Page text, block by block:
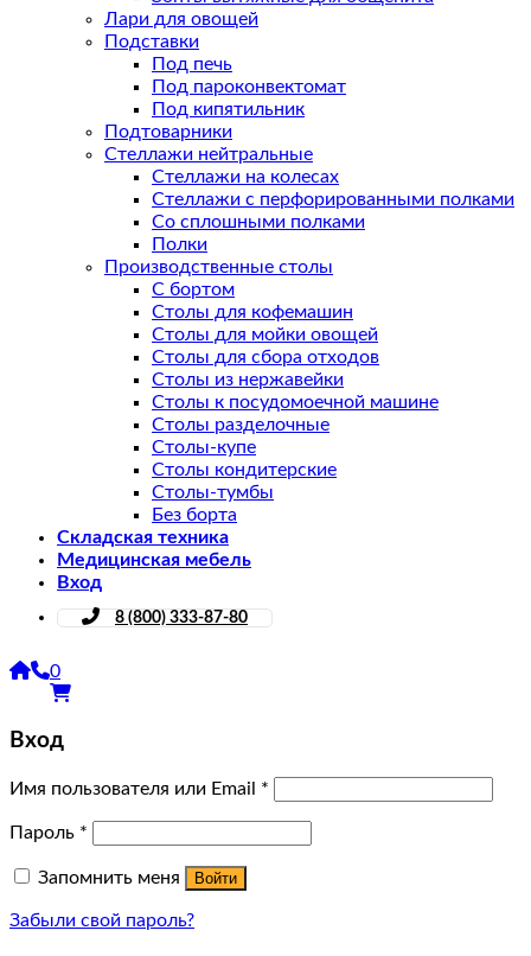
Лари для овощей
Подставки
Под печь
Под пароконвектомат
Под кипятильник
Подтоварники
Стеллажи нейтральные
Стеллажи на колесах
Стеллажи с перфорированными полками
Со сплошными полками
Полки
Производственные столы
С бортом
Столы для кофемашин
Столы для мойки овощей
Столы для сбора отходов
Столы из нержавейки
Столы к посудомоечной машине
Столы разделочные
Столы-купе
Столы кондитерские
Столы-тумбы
Без борта
Складская техника
Медицинская мебель
Вход
8 (800) 333-87-80
0
Вход
Имя пользователя или Email *
Пароль *
Запомнить меня Войти
Забыли свой пароль?